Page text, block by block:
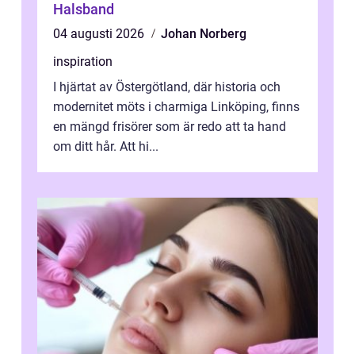
Halsband
04 augusti 2026
Johan Norberg
inspiration
I hjärtat av Östergötland, där historia och
modernitet möts i charmiga Linköping, finns
en mängd frisörer som är redo att ta hand
om ditt hår. Att hi...